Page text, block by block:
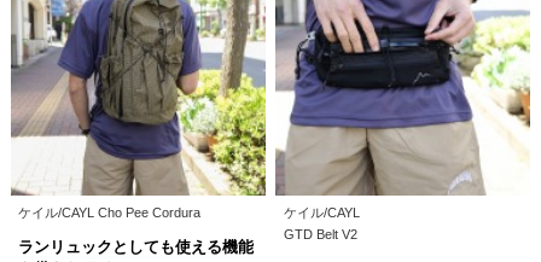
ケイル/CAYL Cho Pee Cordura
ランリュックとしても使える機能
ケイル/CAYL
GTD Belt V2